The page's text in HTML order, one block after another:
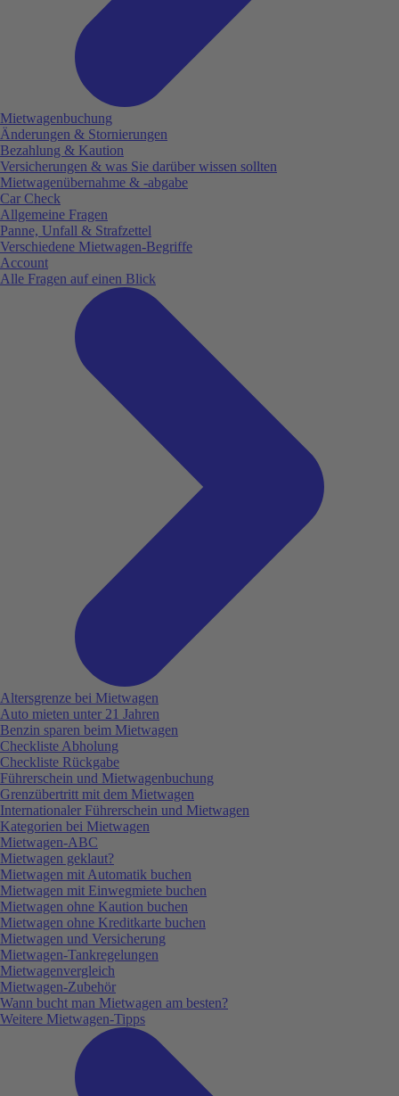
Mietwagenbuchung
Änderungen & Stornierungen
Bezahlung & Kaution
Versicherungen & was Sie darüber wissen sollten
Mietwagenübernahme & -abgabe
Car Check
Allgemeine Fragen
Panne, Unfall & Strafzettel
Verschiedene Mietwagen-Begriffe
Account
Alle Fragen auf einen Blick
Altersgrenze bei Mietwagen
Auto mieten unter 21 Jahren
Benzin sparen beim Mietwagen
Checkliste Abholung
Checkliste Rückgabe
Führerschein und Mietwagenbuchung
Grenzübertritt mit dem Mietwagen
Internationaler Führerschein und Mietwagen
Kategorien bei Mietwagen
Mietwagen-ABC
Mietwagen geklaut?
Mietwagen mit Automatik buchen
Mietwagen mit Einwegmiete buchen
Mietwagen ohne Kaution buchen
Mietwagen ohne Kreditkarte buchen
Mietwagen und Versicherung
Mietwagen-Tankregelungen
Mietwagenvergleich
Mietwagen-Zubehör
Wann bucht man Mietwagen am besten?
Weitere Mietwagen-Tipps